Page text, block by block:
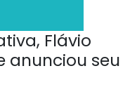
Flávio
anunciou seu